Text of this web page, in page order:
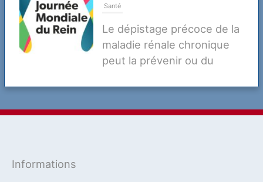
Santé
Le dépistage précoce de la
maladie rénale chronique
peut la prévenir ou du
complications
20 mars 2025
La coopération Franco-Allemande en
Informations